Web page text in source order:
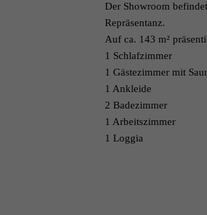
Der Showroom
Repräsentanz.
Auf ca. 143 m²
1 Schlafzimmer
1 Gästezimmer mit
1 Ankleide
2 Badezimmer
1 Arbeitszimmer
1 Loggia